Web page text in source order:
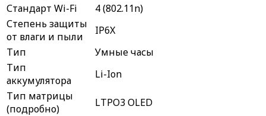
Стандарт Wi-Fi
4 (802.11n)
Степень защиты
от влаги и пыли
IP6X
Тип
Умные часы
Тип
аккумулятора
Li-Ion
Тип матрицы
(подробно)
LTPO3 OLED